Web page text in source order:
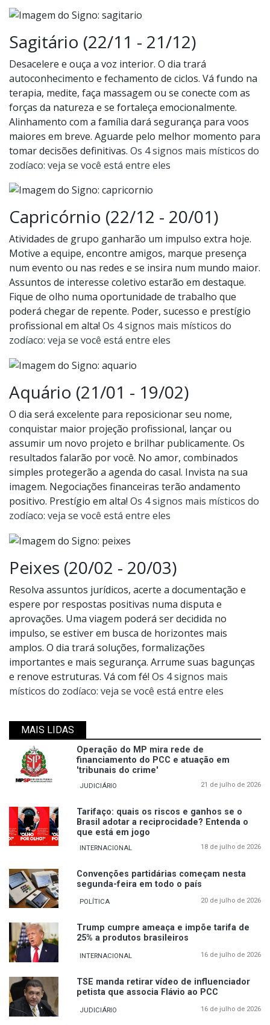
Sagitário (22/11 - 21/12)
Desacelere e ouça a voz interior. O dia trará
autoconhecimento e fechamento de ciclos. Vá fundo na
terapia, medite, faça massagem ou se conecte com as
forças da natureza e se fortaleça emocionalmente.
Alinhamento com a família dará segurança para voos
maiores em breve. Aguarde pelo melhor momento para
tomar decisões definitivas. Os 4 signos mais místicos do
zodíaco: veja se você está entre eles
Capricórnio (22/12 - 20/01)
Atividades de grupo ganharão um impulso extra hoje.
Motive a equipe, encontre amigos, marque presença
num evento ou nas redes e se insira num mundo maior.
Assuntos de interesse coletivo estarão em destaque.
Fique de olho numa oportunidade de trabalho que
poderá chegar de repente. Poder, sucesso e prestígio
profissional em alta! Os 4 signos mais místicos do
zodíaco: veja se você está entre eles
Aquário (21/01 - 19/02)
O dia será excelente para reposicionar seu nome,
conquistar maior projeção profissional, lançar ou
assumir um novo projeto e brilhar publicamente. Os
resultados falarão por você. No amor, combinados
simples protegerão a agenda do casal. Invista na sua
imagem. Negociações financeiras terão andamento
positivo. Prestígio em alta! Os 4 signos mais místicos do
zodíaco: veja se você está entre eles
Peixes (20/02 - 20/03)
Resolva assuntos jurídicos, acerte a documentação e
espere por respostas positivas numa disputa e
aprovações. Uma viagem poderá ser decidida no
impulso, se estiver em busca de horizontes mais
amplos. O dia trará soluções, formalizações
importantes e mais segurança. Arrume suas bagunças
e renove estruturas. Vá com fé! Os 4 signos mais
místicos do zodíaco: veja se você está entre eles
MAIS LIDAS
Operação do MP mira rede de
financiamento do PCC e atuação em
'tribunais do crime'
JUDICIÁRIO 21 de julho de 2026
Tarifaço: quais os riscos e ganhos se o
Brasil adotar a reciprocidade? Entenda o
que está em jogo
INTERNACIONAL 18 de julho de 2026
Convenções partidárias começam nesta
segunda-feira em todo o país
POLÍTICA 20 de julho de 2026
Trump cumpre ameaça e impõe tarifa de
25% a produtos brasileiros
INTERNACIONAL 16 de julho de 2026
TSE manda retirar vídeo de influenciador
petista que associa Flávio ao PCC
JUDICIÁRIO 16 de julho de 2026